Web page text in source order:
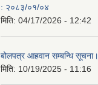
: २०८३/०१/०४
मिति: 04/17/2026 - 12:42
बोलपत्र आहवान सम्बन्धि सूचना।
मिति: 10/19/2025 - 11:16